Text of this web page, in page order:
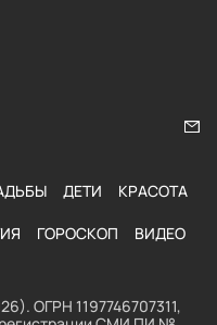
ДЕТИ КРАСОТА
ГОРОСКОП ВИДЕО
ОГРН 1197746707311,